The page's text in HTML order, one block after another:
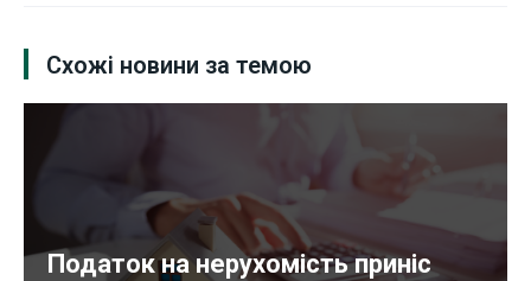
Схожі новини за темою
Податок на нерухомість приніс